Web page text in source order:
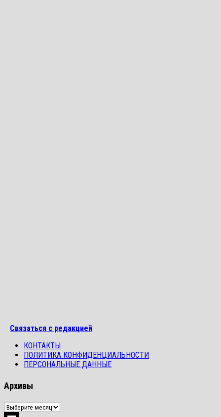
Связаться с редакцией
КОНТАКТЫ
ПОЛИТИКА КОНФИДЕНЦИАЛЬНОСТИ
ПЕРСОНАЛЬНЫЕ ДАННЫЕ
Архивы
Архивы